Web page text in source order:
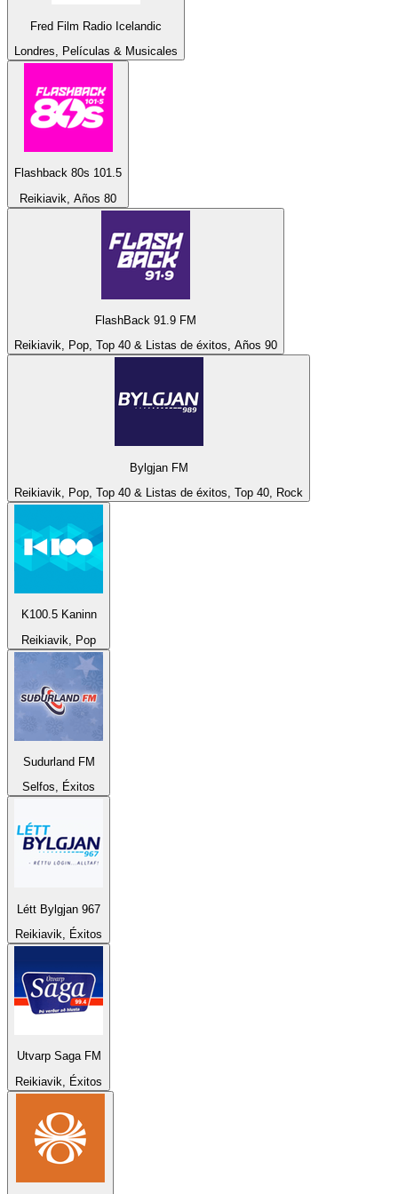
Fred Film Radio Icelandic
Londres, Películas & Musicales
Flashback 80s 101.5
Reikiavik, Años 80
FlashBack 91.9 FM
Reikiavik, Pop, Top 40 & Listas de éxitos, Años 90
Bylgjan FM
Reikiavik, Pop, Top 40 & Listas de éxitos, Top 40, Rock
K100.5 Kaninn
Reikiavik, Pop
Sudurland FM
Selfos, Éxitos
Létt Bylgjan 967
Reikiavik, Éxitos
Utvarp Saga FM
Reikiavik, Éxitos